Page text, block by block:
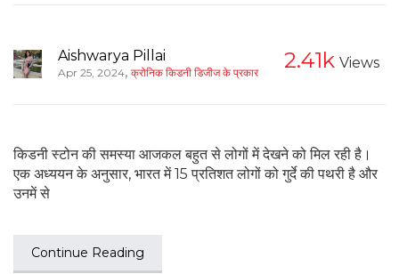
Aishwarya Pillai
Apr 25, 2024, क्रोनिक किडनी डिजीज के प्रकार 2.41k Views
किडनी स्टोन की समस्या आजकल बहुत से लोगों में देखने को मिल रही है।
एक अध्ययन के अनुसार, भारत में 15 प्रतिशत लोगों को गुर्दे की पथरी है और
उनमें से
Continue Reading